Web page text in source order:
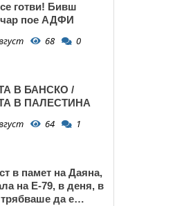
готви! Бивш
пое АДФИ
68 0
В БАНСКО /
В ПАЛЕСТИНА
64 1
в памет на Даяна,
на Е-79, в деня, в
да е